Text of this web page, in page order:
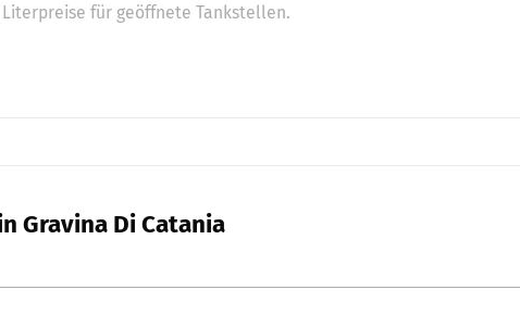
für geöffnete Tankstellen.
Gravina Di Catania